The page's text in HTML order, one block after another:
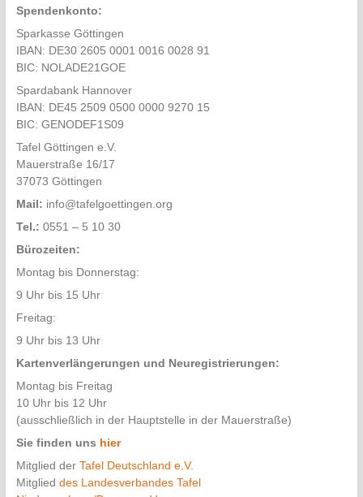
Spendenkonto:
Sparkasse Göttingen
IBAN: DE30 2605 0001 0016 0028 91
BIC: NOLADE21GOE
Spardabank Hannover
IBAN: DE45 2509 0500 0000 9270 15
BIC: GENODEF1S09
Tafel Göttingen e.V.
Mauerstraße 16/17
37073 Göttingen
Mail: info@tafelgoettingen.org
Tel.: 0551 – 5 10 30
Bürozeiten:
Montag bis Donnerstag:
9 Uhr bis 15 Uhr
Freitag:
9 Uhr bis 13 Uhr
Kartenverlängerungen und Neuregistrierungen:
Montag bis Freitag
10 Uhr bis 12 Uhr
(ausschließlich in der Hauptstelle in der Mauerstraße)
Sie finden uns hier
Mitglied der Tafel Deutschland e.V.
Mitglied des Landesverbandes Tafel